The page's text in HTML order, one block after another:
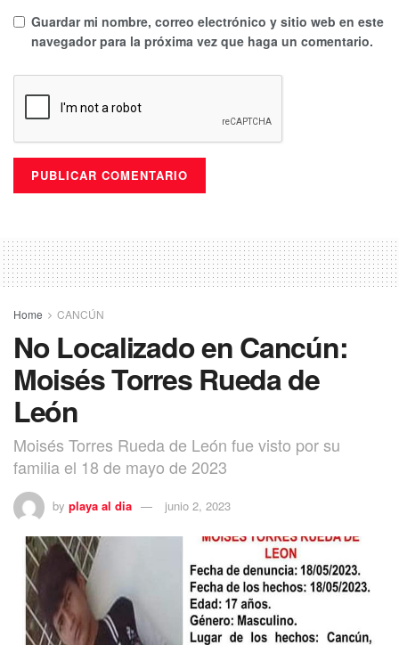
Guardar mi nombre, correo electrónico y sitio web en este
navegador para la próxima vez que haga un comentario.
Home CANCÚN
No Localizado en Cancún:
Moisés Torres Rueda de
León
Moisés Torres Rueda de León fue visto por su
familia el 18 de mayo de 2023
by playa al dia junio 2, 2023